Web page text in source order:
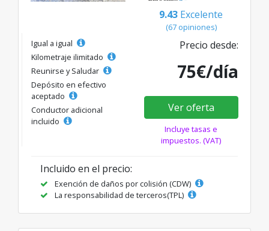
9.43 Excelente
(67 opiniones)
Igual a igual
Kilometraje ilimitado
Reunirse y Saludar
Depósito en efectivo
aceptado
Conductor adicional
incluido
Precio desde:
75€/día
Ver oferta
Incluye tasas e
impuestos. (VAT)
Incluido en el precio:
Exención de daños por colisión (CDW)
La responsabilidad de terceros(TPL)